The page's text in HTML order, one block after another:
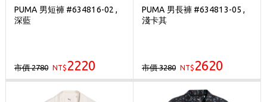
PUMA 男短褲 #634816-02 ,
深藍
市價 2780 NT$ 2220
PUMA 男長褲 #634813-05 ,
淺卡其
市價 3280 NT$ 2620